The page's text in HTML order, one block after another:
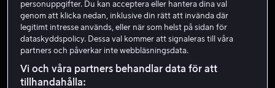
Identity Thief
5.7 Komedi 2013 1 h 46 min
11 år
HD
personuppgifter. Du kan acceptera eller hantera dina val
genom att klicka nedan, inklusive din rätt att invända där
legitimt intresse används, eller när som helst på sidan för
dataskyddspolicy. Dessa val kommer att signaleras till våra
partners och påverkar inte webbläsningsdata.
Vi och våra partners behandlar data för att
tillhandahålla: